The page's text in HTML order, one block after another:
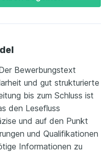
Bewerbungstext
und gut strukturierte
bis zum Schluss ist
den Lesefluss
und auf den Punkt
und Qualifikationen
Informationen zu